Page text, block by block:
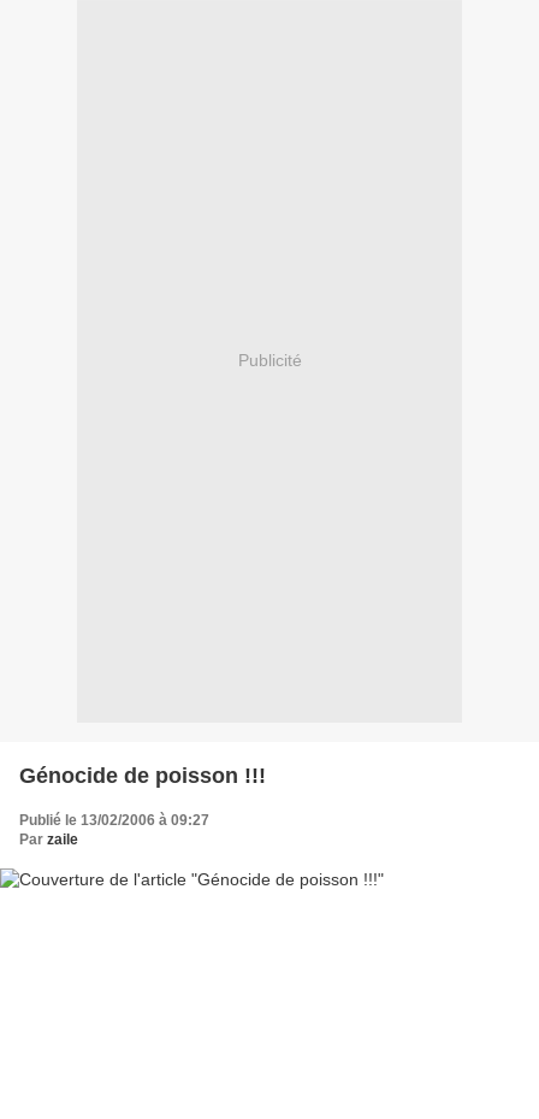
Publicité
Génocide de poisson !!!
Publié le 13/02/2006 à 09:27
Par zaile